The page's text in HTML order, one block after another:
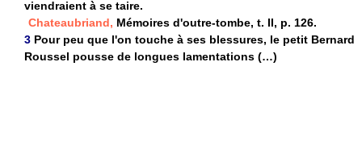
viendraient à se taire.
Chateaubriand, Mémoires d'outre-tombe, t. II, p. 126.
3 Pour peu que l'on touche à ses blessures, le petit Bernard
Roussel pousse de longues lamentations (…)